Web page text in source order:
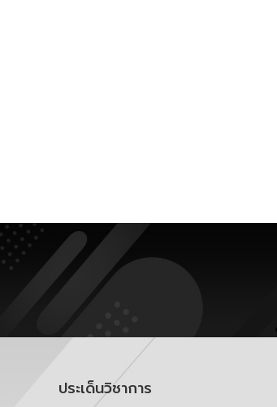
ประเด็นวิชาการ